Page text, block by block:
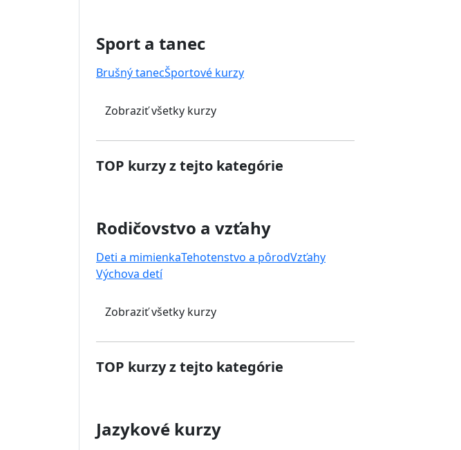
Sport a tanec
Brušný tanecŠportové kurzy
Zobraziť všetky kurzy
TOP kurzy z tejto kategórie
Rodičovstvo a vzťahy
Deti a mimienkaTehotenstvo a pôrodVzťahy
Výchova detí
Zobraziť všetky kurzy
TOP kurzy z tejto kategórie
Jazykové kurzy